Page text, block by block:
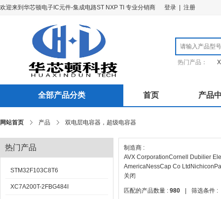
欢迎来到华芯顿电子IC元件-集成电路ST NXP TI 专业分销商 登录 注册
热门产品：
全部产品分类 首页 产品
网站首页 产品 双电层电容器，超级电容器
热门产品
STM32F103C8T6
XC7A200T-2FBG484I
制造商 :
AVX CorporationCornell Dubilier
AmericaNessCap Co Ltd Nichicon
关闭
匹配的产品数量 : 980 筛选条件 :